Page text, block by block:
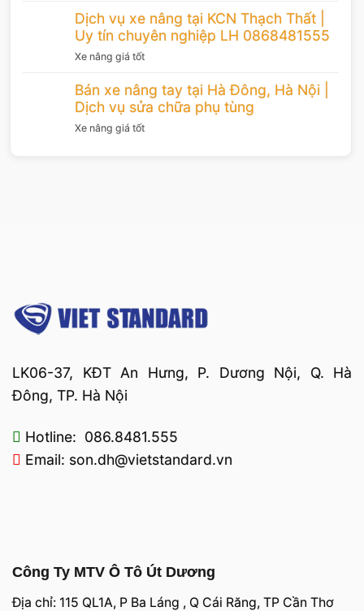
Dịch vụ xe nâng tại KCN Thạch Thất |
Uy tín chuyên nghiệp LH 0868481555
Xe nâng giá tốt
Bán xe nâng tay tại Hà Đông, Hà Nội |
Dịch vụ sửa chữa phụ tùng
Xe nâng giá tốt
LK06-37, KĐT An Hưng, P. Dương Nội, Q. Hà
Đông, TP. Hà Nội
Hotline: 086.8481.555
Email: son.dh@vietstandard.vn
Công Ty MTV Ô Tô Út Dương
Địa chỉ: 115 QL1A, P Ba Láng , Q Cái Răng, TP Cần Thơ